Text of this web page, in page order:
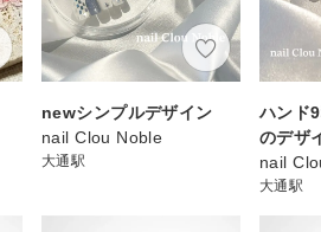
newシンプルデザイン
nail Clou Noble
大通駅
ハンド
のデザ
nail
大通駅